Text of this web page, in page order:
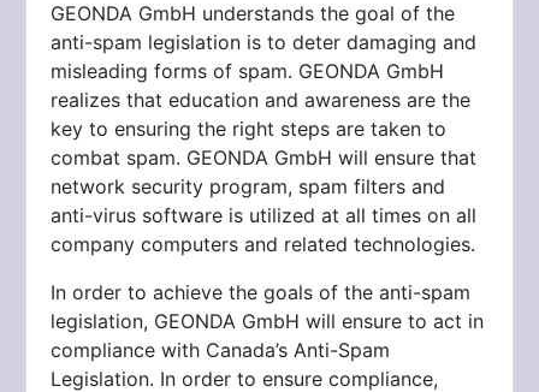
GEONDA GmbH understands the goal of the
anti-spam legislation is to deter damaging and
misleading forms of spam. GEONDA GmbH
realizes that education and awareness are the
key to ensuring the right steps are taken to
combat spam. GEONDA GmbH will ensure that
network security program, spam filters and
anti-virus software is utilized at all times on all
company computers and related technologies.
In order to achieve the goals of the anti-spam
legislation, GEONDA GmbH will ensure to act in
compliance with Canada’s Anti-Spam
Legislation. In order to ensure compliance,